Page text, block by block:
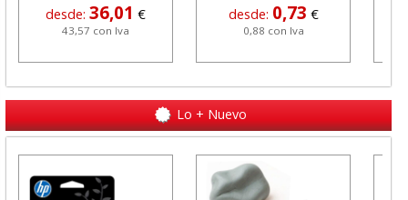
desde:36,01 €
43,57 con Iva
desde: 0,73 €
0,88 con Iva
Lo + Nuevo